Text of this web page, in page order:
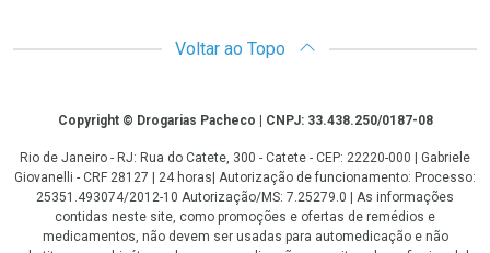
Voltar ao Topo
CopyrightCopyright © Drogarias Pacheco | CNPJ: 33.438.250/0187-08
Rio de Janeiro - RJ: Rua do Catete, 300 - Catete - CEP: 22220-000 | Gabriele
Giovanelli - CRF 28127 | 24 horas| Autorização de funcionamento: Processo:
25351.493074/2012-10 Autorização/MS: 7.25279.0 | As informações
contidas neste site, como promoções e ofertas de remédios e
medicamentos, não devem ser usadas para automedicação e não